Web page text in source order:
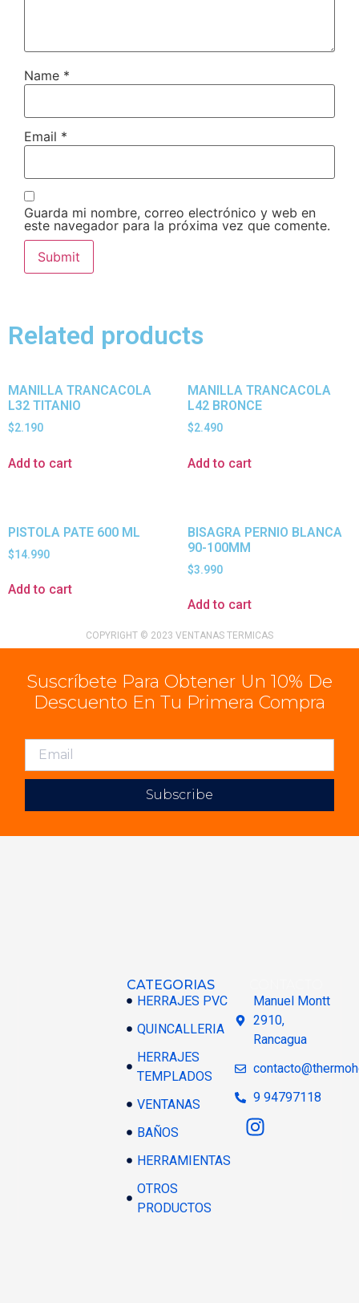
Name *
Email *
Guarda mi nombre, correo electrónico y web en
este navegador para la próxima vez que comente.
Related products
MANILLA TRANCACOLA
L32 TITANIO
$2.190
Add to cart
MANILLA TRANCACOLA
L42 BRONCE
$2.490
Add to cart
PISTOLA PATE 600 ML
$14.990
Add to cart
BISAGRA PERNIO BLANCA
90-100MM
$3.990
Add to cart
COPYRIGHT © 2023 VENTANAS TERMICAS
Suscríbete Para Obtener Un 10% De
Descuento En Tu Primera Compra
Subscribe
CATEGORIAS
HERRAJES PVC
QUINCALLERIA
HERRAJES
TEMPLADOS
VENTANAS
BAÑOS
HERRAMIENTAS
OTROS
PRODUCTOS
Manuel Montt
2910,
Rancagua
9 94797118